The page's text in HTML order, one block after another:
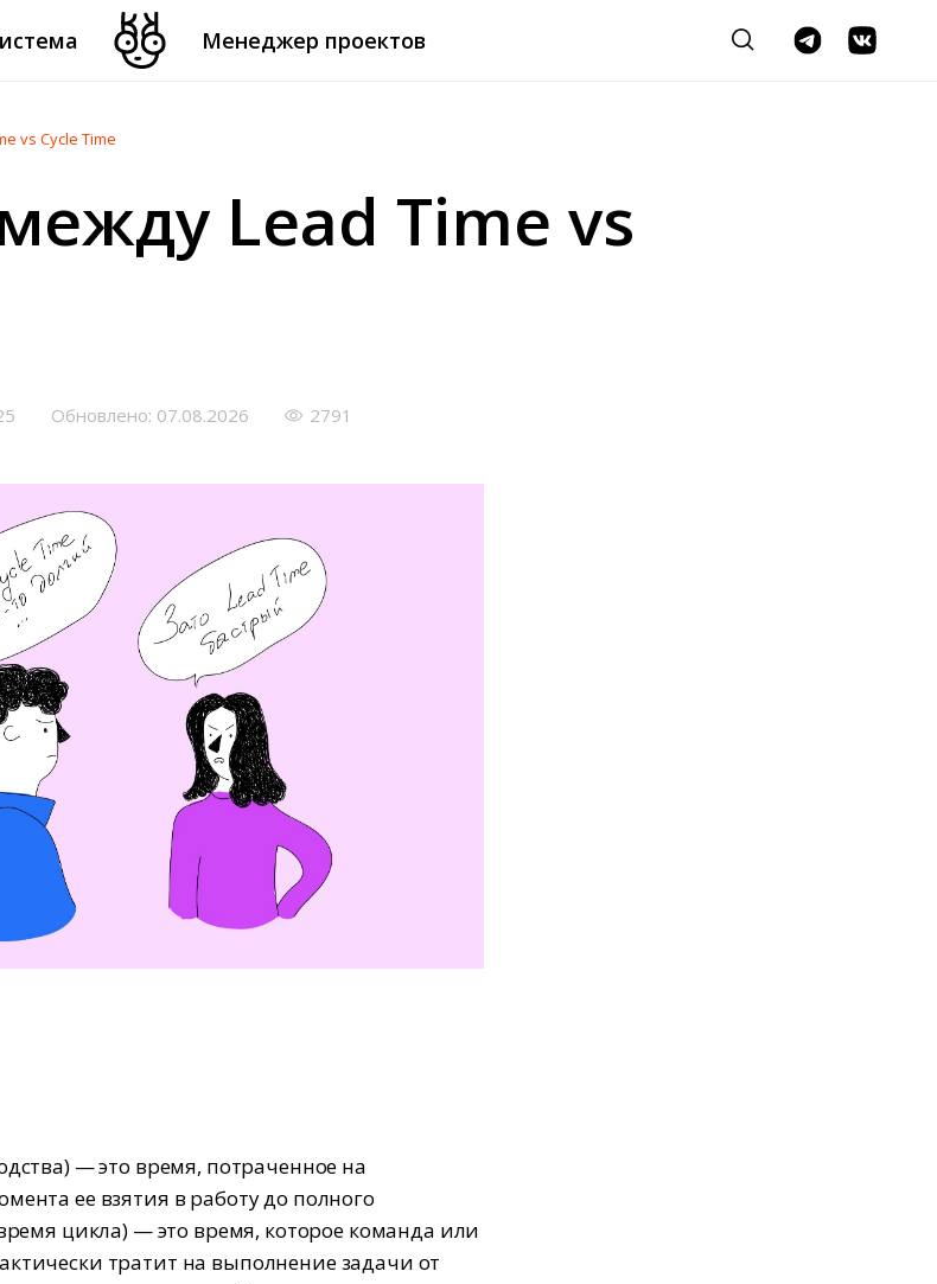
Менеджер проектов
vs Cycle Time
Lead Time vs
Обновлено: 07.08.2026
2791
— это время, потраченное на
ее взятия в работу до полного
цикла) — это время, которое команда или
тратит на выполнение задачи от